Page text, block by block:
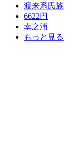
渡来系氏族
6622円
幸之浦
もっと見る